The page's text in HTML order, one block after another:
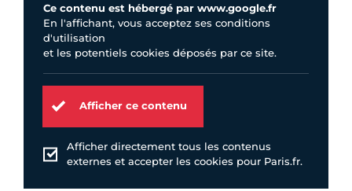
Ce contenu est hébergé par www.google.fr
En l'affichant, vous acceptez ses conditions
d'utilisation
et les potentiels cookies déposés par ce site.
Afficher ce contenu
Afficher directement tous les contenus
externes et accepter les cookies pour Paris.fr.